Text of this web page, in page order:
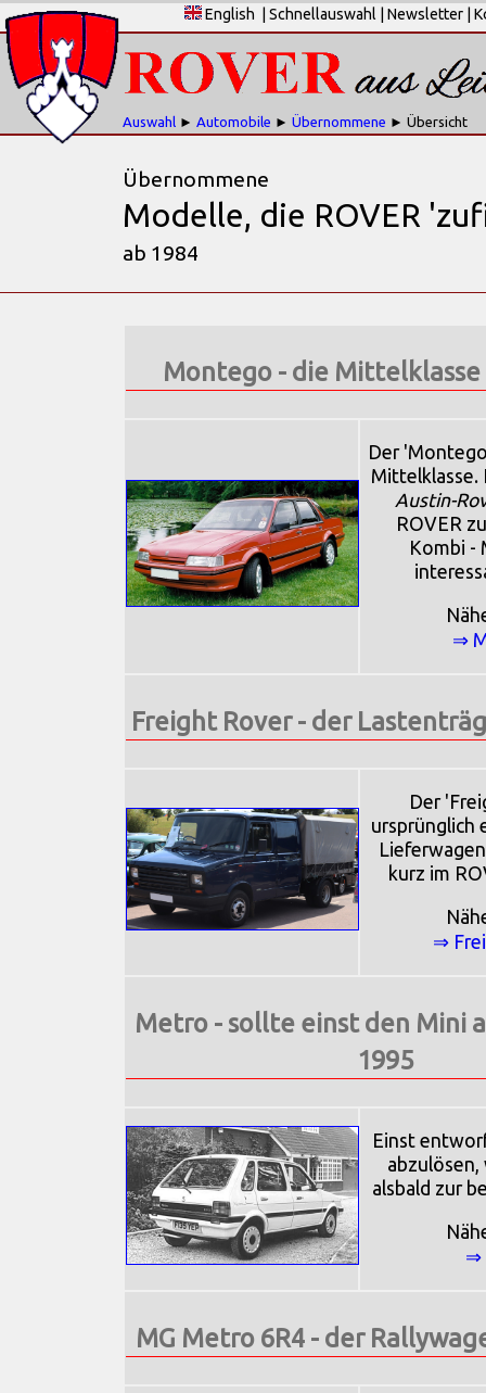
English Schnellauswahl Newsletter
Auswahl ►Automobile ►Übernommene ► Übersicht
Übernommene
Modelle, die ROVER
ab 1984
Montego - die Mittelklasse
Der
Mittelklasse.
Austin-
ROVER
Kombi -
⇒
Freight Rover - der
Der
ursprünglich
kurz im
⇒
Metro - sollte einst den Mini
1995
Einst
alsbald zur
⇒
MG Metro 6R4 - der